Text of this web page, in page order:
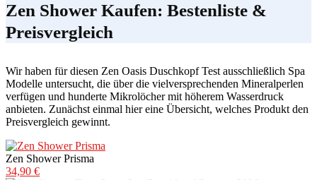
Zen Shower Kaufen: Bestenliste &
Preisvergleich
Wir haben für diesen Zen Oasis Duschkopf Test ausschließlich Spa
Modelle untersucht, die über die vielversprechenden Mineralperlen
verfügen und hunderte Mikrolöcher mit höherem Wasserdruck
anbieten. Zunächst einmal hier eine Übersicht, welches Produkt den
Preisvergleich gewinnt.
Zen Shower Prisma
34,90 €